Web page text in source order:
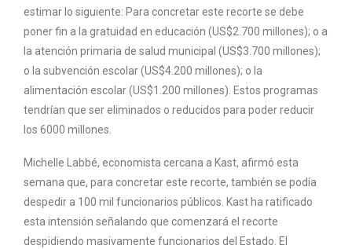
estimar lo siguiente: Para concretar este recorte se debe
poner fin a la gratuidad en educación (US$2.700 millones); o a
la atención primaria de salud municipal (US$3.700 millones);
o la subvención escolar (US$4.200 millones); o la
alimentación escolar (US$1.200 millones). Estos programas
tendrían que ser eliminados o reducidos para poder reducir
los 6000 millones.
Michelle Labbé, economista cercana a Kast, afirmó esta
semana que, para concretar este recorte, también se podía
despedir a 100 mil funcionarios públicos. Kast ha ratificado
esta intensión señalando que comenzará el recorte
despidiendo masivamente funcionarios del Estado. El